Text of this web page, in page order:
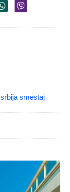
srbija smestaj